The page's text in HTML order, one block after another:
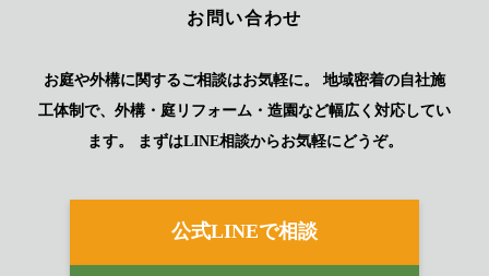
お問い合わせ
お庭や外構に関するご相談はお気軽に。
地域密着の自社施
工体制で、外構・庭リフォーム・造園など幅広く対応してい
ます。
まずはLINE相談からお気軽にどうぞ。
公式LINEで相談